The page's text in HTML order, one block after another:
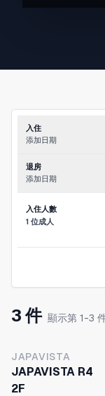
- 前往新宿站
- 安靜的住宅
入住
添加日期
退房
添加日期
入住人數
1 位成人
3 件 顯示第 1-3
JAPAVISTA
JAPAVISTA R4
2F